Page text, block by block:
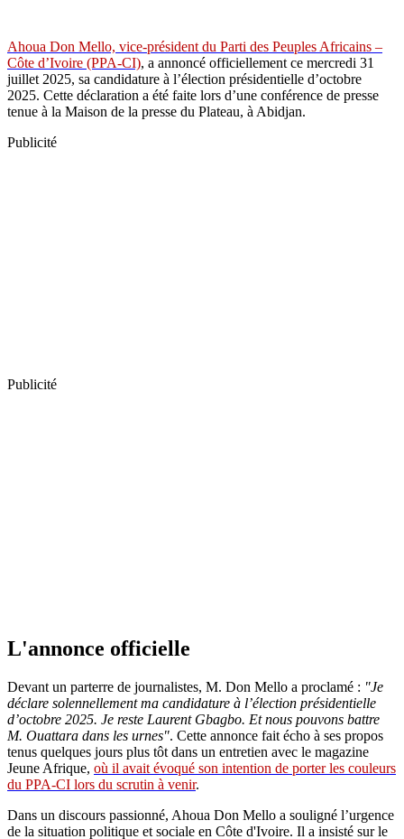
Ahoua Don Mello, vice-président du Parti des Peuples Africains –
Côte d’Ivoire (PPA-CI), a annoncé officiellement ce mercredi 31
juillet 2025, sa candidature à l’élection présidentielle d’octobre
2025. Cette déclaration a été faite lors d’une conférence de presse
tenue à la Maison de la presse du Plateau, à Abidjan.
Publicité
Publicité
L'annonce officielle
Devant un parterre de journalistes, M. Don Mello a proclamé : "Je
déclare solennellement ma candidature à l’élection présidentielle
d’octobre 2025. Je reste Laurent Gbagbo. Et nous pouvons battre
M. Ouattara dans les urnes". Cette annonce fait écho à ses propos
tenus quelques jours plus tôt dans un entretien avec le magazine
Jeune Afrique, où il avait évoqué son intention de porter les couleurs
du PPA-CI lors du scrutin à venir.
Dans un discours passionné, Ahoua Don Mello a souligné l’urgence
de la situation politique et sociale en Côte d'Ivoire. Il a insisté sur le